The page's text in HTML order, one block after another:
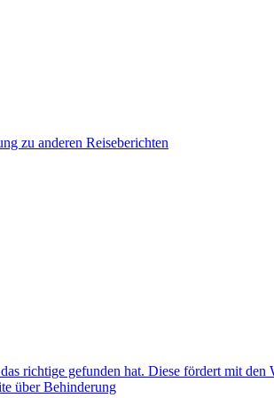
zu anderen Reiseberichten
richtige gefunden hat. Diese fördert mit den
über Behinderung